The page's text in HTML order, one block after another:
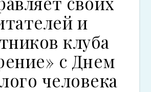
и
клуба
с Днем
человека